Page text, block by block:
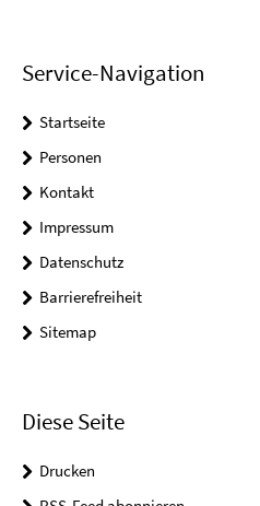
Service-Navigation
Startseite
Personen
Kontakt
Impressum
Datenschutz
Barrierefreiheit
Sitemap
Diese Seite
Drucken